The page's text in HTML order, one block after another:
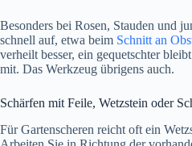
Besonders bei Rosen, Stauden und
schnell auf, etwa beim Schnitt an
verheilt besser, ein gequetschter
mit. Das Werkzeug übrigens auch.
Schärfen mit Feile, Wetzstein oder
Für Gartenscheren reicht oft ein